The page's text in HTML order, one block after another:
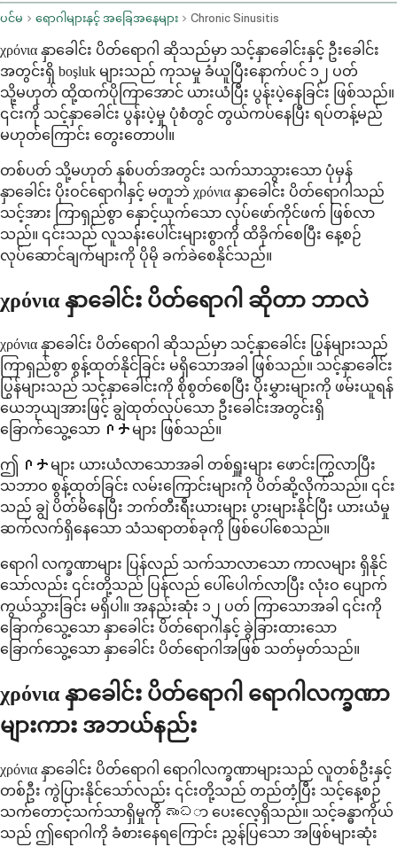
ပင်မ ရောဂါများနှင့် အခြေအနေများ Chronic Sinusitis
χρόνια နှာခေါင်း ပိတ်ရောဂါ ဆိုသည်မှာ သင့်နှာခေါင်းနှင့် ဦးခေါင်း
အတွင်းရှိ boşluk များသည် ကုသမှု ခံယူပြီးနောက်ပင် ၁၂ ပတ်
သို့မဟုတ် ထို့ထက်ပိုကြာအောင် ယားယံပြီး ပွန်းပဲ့နေခြင်း ဖြစ်သည်။
၎င်းကို သင့်နှာခေါင်း ပွန်းပဲ့မှု ပုံစံတွင် တွယ်ကပ်နေပြီး ရပ်တန့်မည်
မဟုတ်ကြောင်း တွေးတောပါ။
တစ်ပတ် သို့မဟုတ် နှစ်ပတ်အတွင်း သက်သာသွားသော ပုံမှန်
နှာခေါင်း ပိုးဝင်ရောဂါနှင့် မတူဘဲ χρόνια နှာခေါင်း ပိတ်ရောဂါသည်
သင့်အား ကြာရှည်စွာ နှောင့်ယှက်သော လုပ်ဖော်ကိုင်ဖက် ဖြစ်လာ
သည်။ ၎င်းသည် လူသန်းပေါင်းများစွာကို ထိခိုက်စေပြီး နေ့စဉ်
လုပ်ဆောင်ချက်များကို ပိုမို ခက်ခဲစေနိုင်သည်။
χρόνια နှာခေါင်း ပိတ်ရောဂါ ဆိုတာ ဘာလဲ
χρόνια နှာခေါင်း ပိတ်ရောဂါ ဆိုသည်မှာ သင့်နှာခေါင်း ပြွန်များသည်
ကြာရှည်စွာ စွန့်ထုတ်နိုင်ခြင်း မရှိသောအခါ ဖြစ်သည်။ သင့်နှာခေါင်း
ပြွန်များသည် သင့်နှာခေါင်းကို စိုစွတ်စေပြီး ပိုးမွှားများကို ဖမ်းယူရန်
ယေဘုယျအားဖြင့် ချွဲထုတ်လုပ်သော ဦးခေါင်းအတွင်းရှိ
ခြောက်သွေ့သော ቦታများ ဖြစ်သည်။
ဤ ቦታများ ယားယံလာသောအခါ တစ်ရှူးများ ဖောင်းကြွလာပြီး
သဘာဝ စွန့်ထုတ်ခြင်း လမ်းကြောင်းများကို ပိတ်ဆို့လိုက်သည်။ ၎င်း
သည် ချွဲ ပိတ်မိနေပြီး ဘက်တီးရီးယားများ ပွားများနိုင်ပြီး ယားယံမှု
ဆက်လက်ရှိနေသော သံသရာတစ်ခုကို ဖြစ်ပေါ်စေသည်။
ရောဂါ လက္ခဏာများ ပြန်လည် သက်သာလာသော ကာလများ ရှိနိုင်
သော်လည်း ၎င်းတို့သည် ပြန်လည် ပေါ်ပေါက်လာပြီး လုံးဝ ပျောက်
ကွယ်သွားခြင်း မရှိပါ။ အနည်းဆုံး ၁၂ ပတ် ကြာသောအခါ ၎င်းကို
ခြောက်သွေ့သော နှာခေါင်း ပိတ်ရောဂါနှင့် ခွဲခြားထားသော
ခြောက်သွေ့သော နှာခေါင်း ပိတ်ရောဂါအဖြစ် သတ်မှတ်သည်။
χρόνια နှာခေါင်း ပိတ်ရောဂါ ရောဂါလက္ခဏာ
များကား အဘယ်နည်း
χρόνια နှာခေါင်း ပိတ်ရောဂါ ရောဂါလက္ခဏာများသည် လူတစ်ဦးနှင့်
တစ်ဦး ကွဲပြားနိုင်သော်လည်း ၎င်းတို့သည် တည်တံ့ပြီး သင့်နေ့စဉ်
သက်တောင့်သက်သာရှိမှုကို බාධာ ပေးလေ့ရှိသည်။ သင့်ခန္ဓာကိုယ်
သည် ဤရောဂါကို ခံစားနေရကြောင်း ညွှန်ပြသော အဖြစ်များဆုံး